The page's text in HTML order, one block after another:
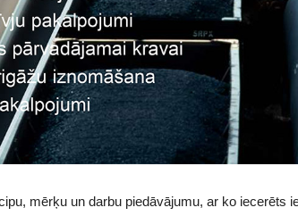
mērķu un darbu piedāvājumu, ar ko iecerēts